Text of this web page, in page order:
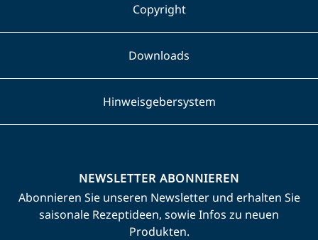
Copyright
Downloads
Hinweisgebersystem
NEWSLETTER ABONNIEREN
Abonnieren Sie unseren Newsletter und erhalten Sie
saisonale Rezeptideen, sowie Infos zu neuen
Produkten.